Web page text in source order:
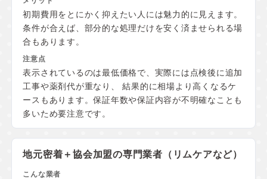
初期費用をとにかく抑えたい人には魅力的に見えます。
条件が合えば、部分的な処理だけを安く済ませられる場
合もあります。
表示されているのは最低価格で、実際には点検後に追加
工事や薬剤代が重なり、 結果的に相場より高くなるケ
ースもあります。保証年数や保証内容が不明確なことも
多いため要注意です。
地元密着＋協会加盟の専門業者（リムケアなど）